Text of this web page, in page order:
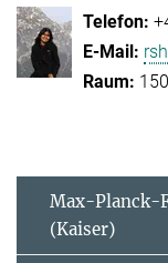
150
Max-Planck-
(Kaiser)